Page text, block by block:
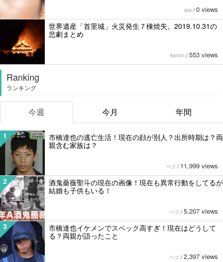
sss / 0 views
世界遺産「首里城」火災発生７棟焼失。2019.10.31の
悲劇まとめ
kanon / 553 views
Ranking
ランキング
今週 今月 年間
1
市橋達也の逃亡生活！現在の顔が別人？出所時期は？両
親含む家族は？
ペコ / 11,999 views
2
酒鬼薔薇聖斗の現在の画像！現在も異常行動をしてるが
結婚も子供もいる！
ペコ / 5,207 views
3
市橋達也イケメンでスペック高すぎ！現在はどうして
る？両親が語ったこと
ペコ / 2,397 views